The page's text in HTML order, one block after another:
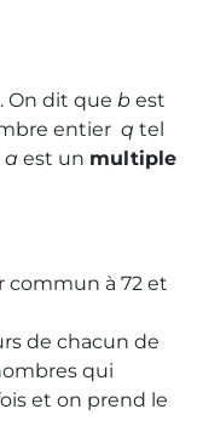
On dit que b est
entier q tel
a est un multiple
commun à 72 et
de chacun de
qui
et on prend le